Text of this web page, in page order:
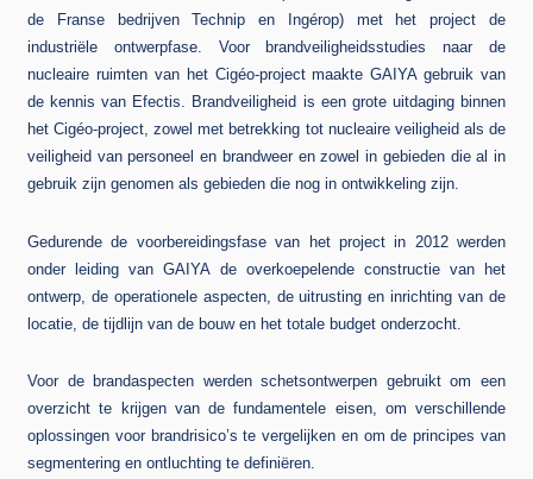
de Franse bedrijven Technip en Ingérop) met het project de
industriële ontwerpfase. Voor brandveiligheidsstudies naar de
nucleaire ruimten van het Cigéo-project maakte GAIYA gebruik van
de kennis van Efectis. Brandveiligheid is een grote uitdaging binnen
het Cigéo-project, zowel met betrekking tot nucleaire veiligheid als de
veiligheid van personeel en brandweer en zowel in gebieden die al in
gebruik zijn genomen als gebieden die nog in ontwikkeling zijn.
Gedurende de voorbereidingsfase van het project in 2012 werden
onder leiding van GAIYA de overkoepelende constructie van het
ontwerp, de operationele aspecten, de uitrusting en inrichting van de
locatie, de tijdlijn van de bouw en het totale budget onderzocht.
Voor de brandaspecten werden schetsontwerpen gebruikt om een
overzicht te krijgen van de fundamentele eisen, om verschillende
oplossingen voor brandrisico’s te vergelijken en om de principes van
segmentering en ontluchting te definiëren.